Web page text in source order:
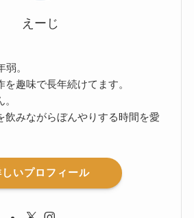
えーじ
。
趣味で長年続けてます。
飲みながらぼんやりする時間を愛
しいプロフィール